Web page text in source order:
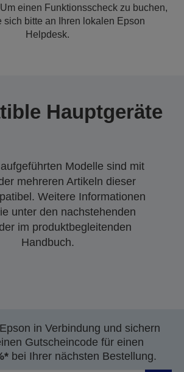
einen Funktionsscheck zu buchen,
sich bitte an Ihren lokalen Epson
Helpdesk.
Hauptgeräte
Modelle sind mit
mehreren Artikeln dieser
Weitere Informationen
unter den nachstehenden
im produktbegleitenden
Handbuch.
in Verbindung und sichern
Gutscheincode für einen
bei Ihrer nächsten Bestellung.